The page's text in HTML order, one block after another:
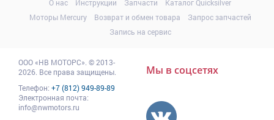
О нас
Инструкции Запчасти
Каталог Quicksilver
Моторы Mercury
Возврат и обмен товара
Запрос запчастей
Запись на сервис
ООО«НВ МОТОРС» © 2013-
2026. Все права защищены.
Телефон: +7 (812) 949-89-89
Электронная почта:
info@nwmotors.ru
Мы в соцсетях